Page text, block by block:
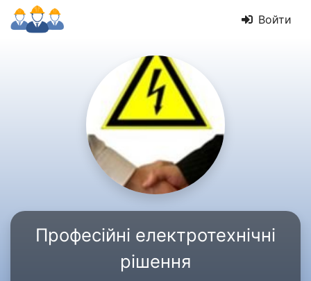
Войти
Професійні електротехнічні
рішення